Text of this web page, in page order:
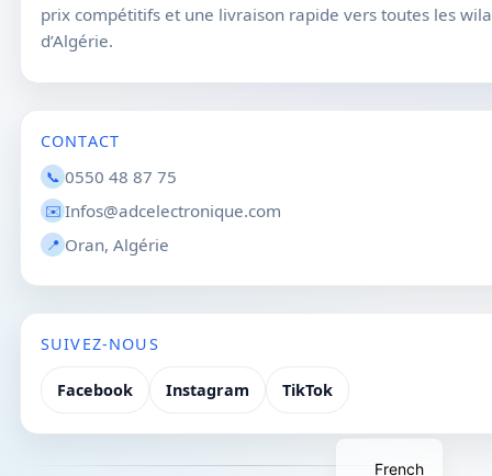
prix compétitifs et une livraison rapide vers toutes les
d’Algérie.
CONTACT
📞 0550 48 87 75
✉️ Infos@adcelectronique.com
📍 Oran, Algérie
SUIVEZ-NOUS
Facebook Instagram TikTok
French